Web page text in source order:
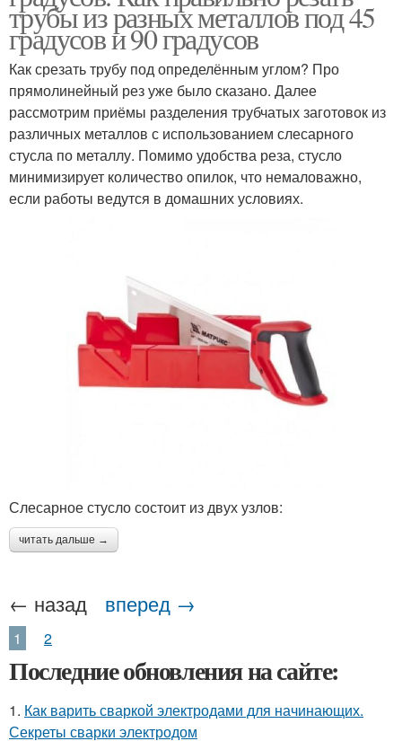
трубы из разных металлов под 45
градусов и 90 градусов
Как срезать трубу под определённым углом? Про
прямолинейный рез уже было сказано. Далее
рассмотрим приёмы разделения трубчатых заготовок из
различных металлов с использованием слесарного
стусла по металлу. Помимо удобства реза, стусло
минимизирует количество опилок, что немаловажно,
если работы ведутся в домашних условиях.
Слесарное стусло состоит из двух узлов:
читать дальше →
← назад вперед →
1 2
Последние обновления на сайте:
1. Как варить сваркой электродами для начинающих.
Секреты сварки электродом